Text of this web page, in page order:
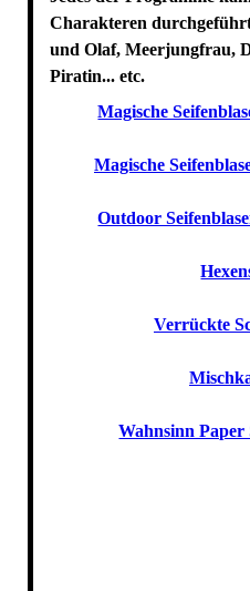
Charakteren
und Olaf, Meerjungfrau,
Piratin... etc.
Magische
Magische
Outdoor
Verrückte
Wahnsinn Paper